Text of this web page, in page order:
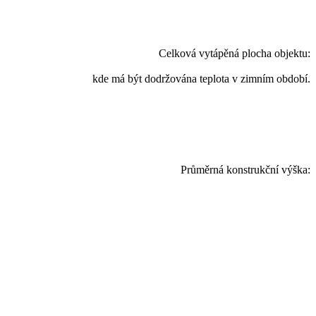
Celková vytápěná plocha objektu:
kde má být dodržována teplota v zimním období.
Průměrná konstrukční výška: